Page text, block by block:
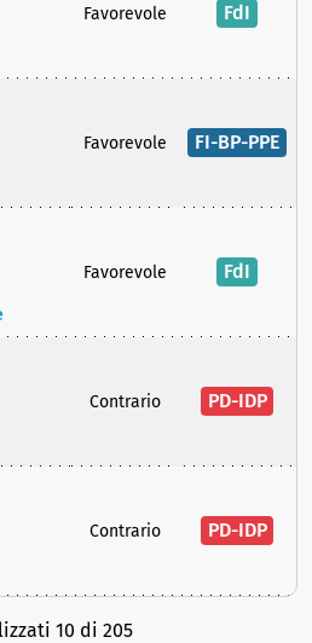
Favorevole FdI
Favorevole FI-BP-PPE
Favorevole FdI
Contrario PD-IDP
Contrario PD-IDP
10 di 205